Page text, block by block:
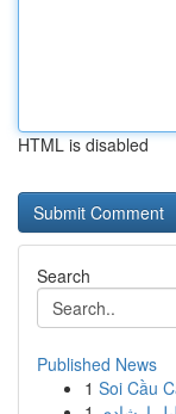
HTML is disabled
Search
Published News
1 Soi Cầu